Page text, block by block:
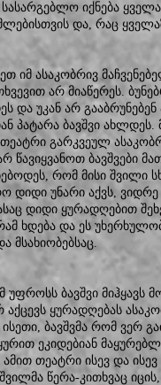
იქნება
და, რაც
იმ ასაკობრივ
არ მიაწერეს.
და უკან არ
პატარა ბავშვი
გარკვეულ
ბავშვები
რომ მისი შვილი
დიდი უნარი აქვს,
დიდი ყურადღებით
ხდება და ეს
მსახიობებსაც.
უფროსს ბავშვი
აქცევს ყურადღებას
ბავშვმა რომ ვერ
ეკიდებიან
თეატრი ისევ და
წერა-კითხვაც